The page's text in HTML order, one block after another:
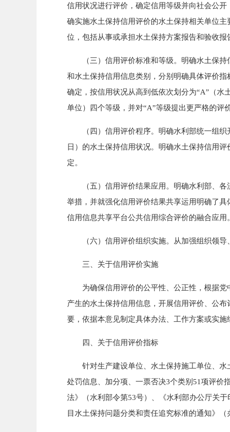
信用状况进行评价，确定信用等级并向社会公
确实施水土保持信用评价的水土保持相关单位
位，包括从事或承担水土保持方案报告和验收
（三）信用评价标准和等级。明确水土保持
和水土保持信用信息类别，分别明确具体评价
确定，按信用状况从高到低依次划分为“A”（水
单位）四个等级，并对“A”等级提出更严格的评
（四）信用评价程序。明确水利部统一组织
日）的水土保持信用状况。明确水土保持信用
定。
（五）信用评价结果应用。明确水利部、各
举措，并就强化信用评价结果共享运用明确了
信用信息共享平台公共信用综合评价的融合应
（六）信用评价组织实施。从加强组织领导
三、关于信用评价实施
为确保信用评价的公平性、公正性，根据党
产生的水土保持信用信息，开展信用评价、公
要，依据本意见制定具体办法、工作方案或实
四、关于信用评价指标
针对生产建设单位、水土保持施工单位、水
处罚信息、加分项、一票否决3个类别51项评价
法》（水利部令第53号）、《水利部办公厅关
目水土保持问题分类和责任追究标准的通知》